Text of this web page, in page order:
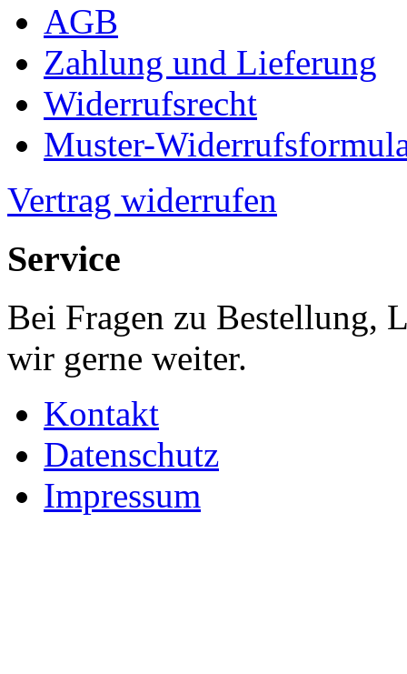
AGB
Zahlung und Lieferung
Widerrufsrecht
Muster-
Vertrag widerrufen
Service
Bei Fragen zu Bestellung,
wir gerne weiter.
Kontakt
Datenschutz
Impressum